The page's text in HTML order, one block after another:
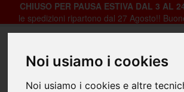
Noi usiamo i cookies
Noi usiamo i cookies e altre
CHIUSO PER PAUSA ESTIVA DAL 3 AL
le spedizioni ripartono dal 27 Agosto!!